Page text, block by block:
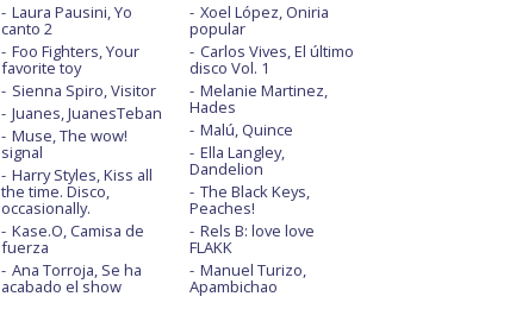
Laura Pausini, Yo
canto 2
Foo Fighters, Your
favorite toy
Sienna Spiro, Visitor
Juanes, JuanesTeban
Muse, The wow!
signal
Harry Styles, Kiss all
the time. Disco,
occasionally.
Kase.O, Camisa de
fuerza
Ana Torroja, Se ha
acabado el show
Xoel López, Oniria
popular
Carlos Vives, El último
disco Vol. 1
Melanie Martinez,
Hades
Malú, Quince
Ella Langley,
Dandelion
The Black Keys,
Peaches!
Rels B: love love
FLAKK
Manuel Turizo,
Apambichao